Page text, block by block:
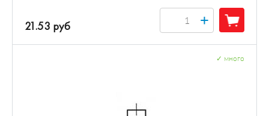
21.53 руб +
много